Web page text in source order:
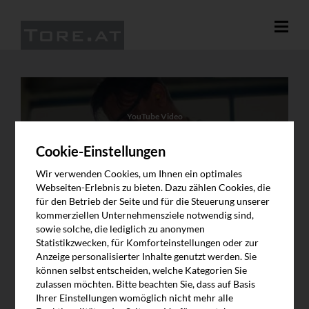
YouTube Video
Information finden Sie in unserer Datenschutzerklärung.
Video abspielen
SCHNEIDER TORSYSTEME - DESIGN MIT
Cookie-Einstellungen
Wir verwenden Cookies, um Ihnen ein optimales
Webseiten-Erlebnis zu bieten. Dazu zählen Cookies, die
für den Betrieb der Seite und für die Steuerung unserer
kommerziellen Unternehmensziele notwendig sind,
sowie solche, die lediglich zu anonymen
Statistikzwecken, für Komforteinstellungen oder zur
Anzeige personalisierter Inhalte genutzt werden. Sie
können selbst entscheiden, welche Kategorien Sie
zulassen möchten. Bitte beachten Sie, dass auf Basis
Ihrer Einstellungen womöglich nicht mehr alle